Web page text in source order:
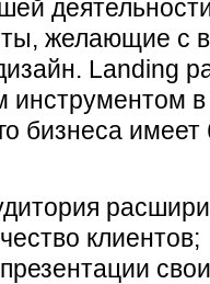
желающие с
Landing
инструментом
бизнеса
клиентов;